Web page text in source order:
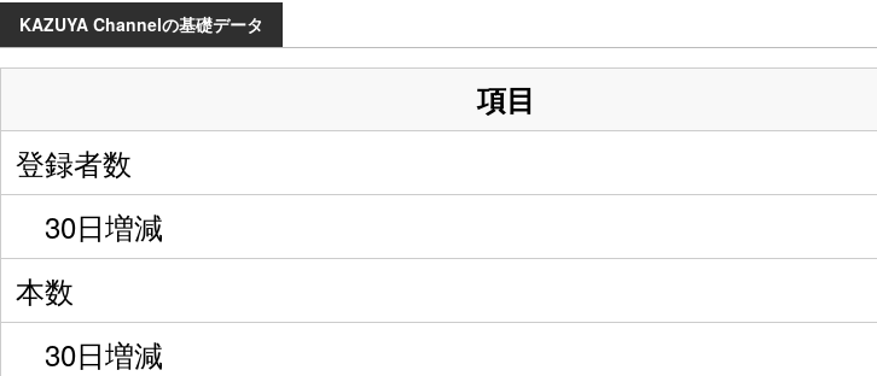
KAZUYA Channelの基礎データ
項目
登録者数
30日増減
本数
30日増減